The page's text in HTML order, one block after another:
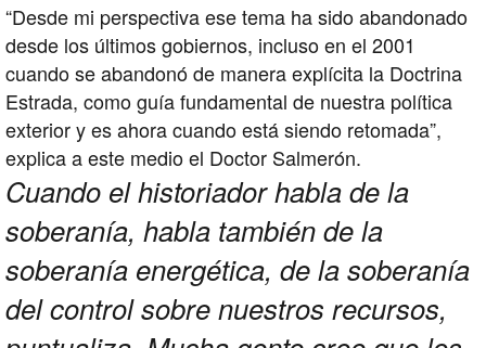
“Desde mi perspectiva ese tema ha sido abandonado
desde los últimos gobiernos, incluso en el 2001
cuando se abandonó de manera explícita la Doctrina
Estrada, como guía fundamental de nuestra política
exterior y es ahora cuando está siendo retomada”,
explica a este medio el Doctor Salmerón.
Cuando el historiador habla de la
soberanía, habla también de la
soberanía energética, de la soberanía
del control sobre nuestros recursos,